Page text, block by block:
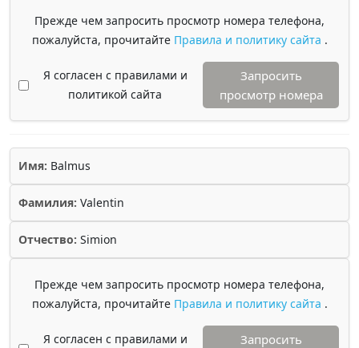
Прежде чем запросить просмотр номера телефона,
пожалуйста, прочитайте Правила и политику сайта .
Я согласен с правилами и
политикой сайта
Запросить
просмотр номера
Имя: Balmus
Фамилия: Valentin
Отчество: Simion
Прежде чем запросить просмотр номера телефона,
пожалуйста, прочитайте Правила и политику сайта .
Я согласен с правилами и
Запросить